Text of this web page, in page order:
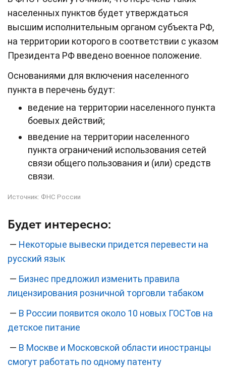
населенных пунктов будет утверждаться
высшим исполнительным органом субъекта РФ,
на территории которого в соответствии с указом
Президента РФ введено военное положение.
Основаниями для включения населенного
пункта в перечень будут:
ведение на территории населенного пункта
боевых действий;
введение на территории населенного
пункта ограничений использования сетей
связи общего пользования и (или) средств
связи.
Источник: ФНС России
Будет интересно:
— Некоторые вывески придется перевести на
русский язык
— Бизнес предложил изменить правила
лицензирования розничной торговли табаком
— В России появится около 10 новых ГОСТов на
детское питание
— В Москве и Московской области иностранцы
смогут работать по одному патенту